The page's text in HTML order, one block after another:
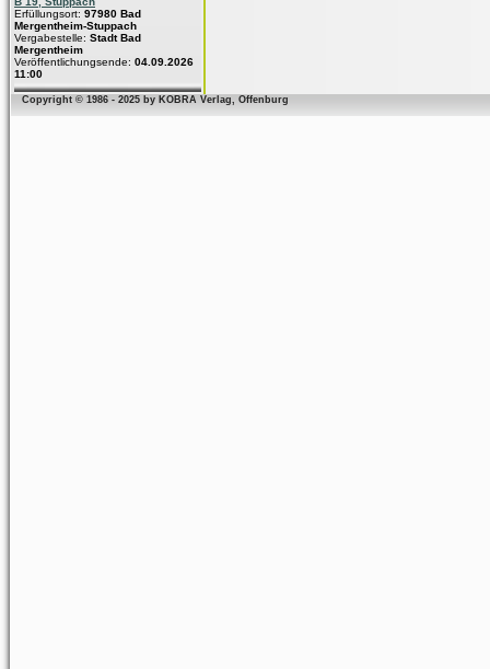
Erfüllungsort: 97980 Bad
Mergentheim-Stuppach
Vergabestelle: Stadt Bad
Mergentheim
Veröffentlichungsende: 04.09.2026
11:00
Copyright © 1986 - 2025 by KOBRA Verlag, Offenburg